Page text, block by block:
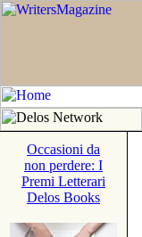
Occasioni da
non perdere: I
Premi Letterari
Delos Books